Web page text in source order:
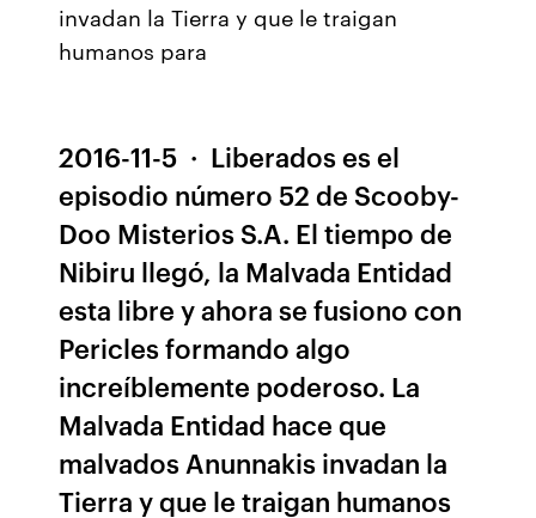
invadan la Tierra y que le traigan
humanos para
2016-11-5 · Liberados es el
episodio número 52 de Scooby-
Doo Misterios S.A. El tiempo de
Nibiru llegó, la Malvada Entidad
esta libre y ahora se fusiono con
Pericles formando algo
increíblemente poderoso. La
Malvada Entidad hace que
malvados Anunnakis invadan la
Tierra y que le traigan humanos